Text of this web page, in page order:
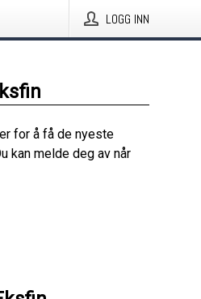
LOGG INN
for å få de nyeste
kan melde deg av når